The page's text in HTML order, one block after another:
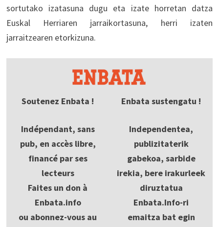
sortutako izatasuna dugu eta izate horretan datza
Euskal Herriaren jarraikortasuna, herri izaten
jarraitzearen etorkizuna.
Soutenez Enbata !
Indépendant, sans
pub, en accès libre,
financé par ses
lecteurs
Faites un don à
Enbata.info
ou abonnez-vous au
Enbata sustengatu !
Independentea,
publizitaterik
gabekoa, sarbide
irekia, bere irakurleek
diruztatua
Enbata.Info-ri
emaitza bat egin